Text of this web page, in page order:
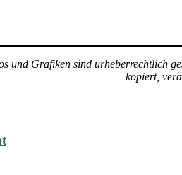
und Grafiken sind urheberrechtlich
kopiert,